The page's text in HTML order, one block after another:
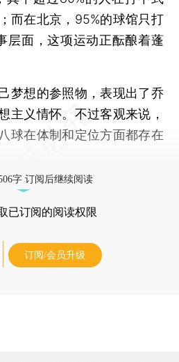
而在北京，95%的球馆只打
层面，这项运动正酝酿着蓬
想的参照物，表现出了乔
主义情怀。不过客观来说，
球在体制和定位方面都存在
字 订阅后继续阅读
已订阅的阅读权限
订阅/会员升级